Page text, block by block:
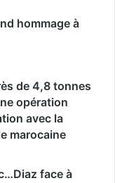
hommage à
de 4,8 tonnes
opération
avec la
marocaine
face à